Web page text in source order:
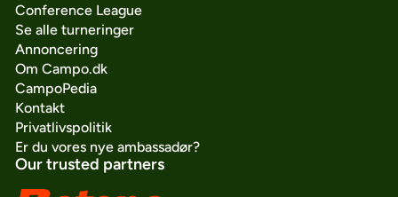
Conference League
Se alle turneringer
Annoncering
Om Campo.dk
CampoPedia
Kontakt
Privatlivspolitik
Er du vores nye ambassadør?
Our trusted partners